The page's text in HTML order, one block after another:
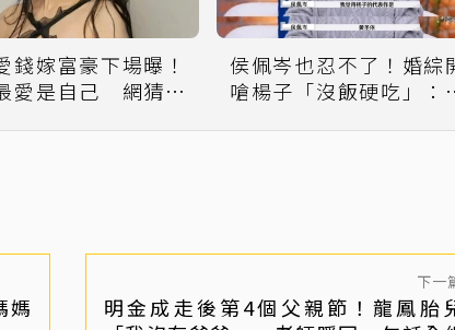
錢嫁富豪下場曝！
愛是自己 網猜離
侯佩岑也忍不了！婚綜
嗆楊子「沒飯硬吃」：
媽
下一
明金成走後第4個父親節！龍鳳胎